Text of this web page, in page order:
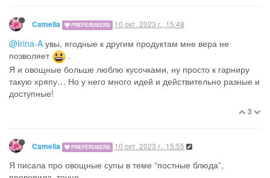
Camelia PREFERUSERS 10 окт. 2023 г., 15:48
@Irina-A увы, ягодные к другим продуктам мне вера не
позволяет
.
Я и овощные больше люблю кусочками, ну просто к гарниру
такую хряпу… Но у него много идей и действительно разные и
доступные!
3
Camelia PREFERUSERS 10 окт. 2023 г., 15:55
Я писала про овощные супы в теме “постные блюда”,